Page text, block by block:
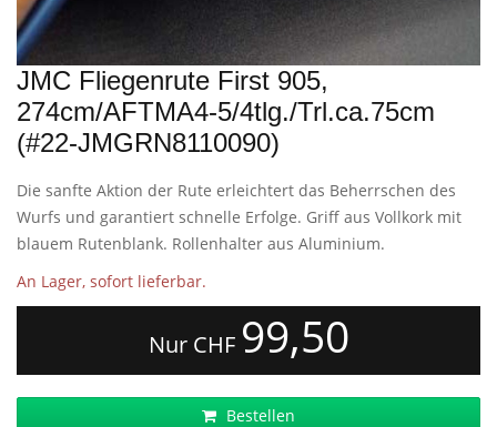
JMC Fliegenrute First 905,
274cm/AFTMA4-5/4tlg./Trl.ca.75cm
(#22-JMGRN8110090)
Die sanfte Aktion der Rute erleichtert das Beherrschen des
Wurfs und garantiert schnelle Erfolge. Griff aus Vollkork mit
blauem Rutenblank. Rollenhalter aus Aluminium.
An Lager, sofort lieferbar.
Nur CHF 99,50
Bestellen